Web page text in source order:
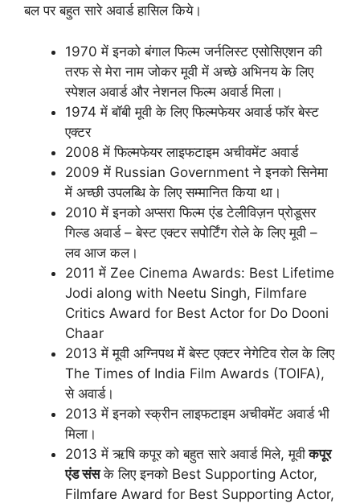
बल पर बहुत सारे अवार्ड हासिल किये।
1970 में इनको बंगाल फिल्म जर्नलिस्ट एसोसिएशन की
तरफ से मेरा नाम जोकर मूवी में अच्छे अभिनय के लिए
स्पेशल अवार्ड और नेशनल फिल्म अवार्ड मिला।
1974 में बॉबी मूवी के लिए फिल्मफेयर अवार्ड फॉर बेस्ट
एक्टर
2008 में फिल्मफेयर लाइफटाइम अचीवमेंट अवार्ड
2009 में Russian Government ने इनको सिनेमा
में अच्छी उपलब्धि के लिए सम्मानित किया था।
2010 में इनको अप्सरा फिल्म एंड टेलीविज़न प्रोडूसर
गिल्ड अवार्ड – बेस्ट एक्टर सपोर्टिंग रोले के लिए मूवी –
लव आज कल।
2011 में Zee Cinema Awards: Best Lifetime
Jodi along with Neetu Singh, Filmfare
Critics Award for Best Actor for Do Dooni
Chaar
2013 में मूवी अग्निपथ में बेस्ट एक्टर नेगेटिव रोल के लिए
The Times of India Film Awards (TOIFA),
से अवार्ड।
2013 में इनको स्क्रीन लाइफटाइम अचीवमेंट अवार्ड भी
मिला।
2013 में ऋषि कपूर को बहुत सारे अवार्ड मिले, मूवीकपूर
एंड संसके लिए इनको Best Supporting Actor,
Filmfare Award for Best Supporting Actor,